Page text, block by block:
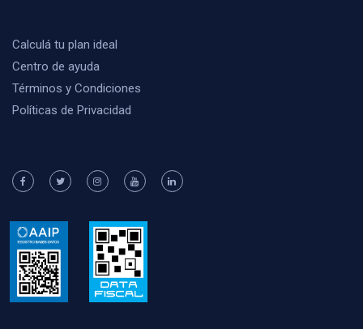
Calculá tu plan ideal
Centro de ayuda
Términos y Condiciones
Políticas de Privacidad